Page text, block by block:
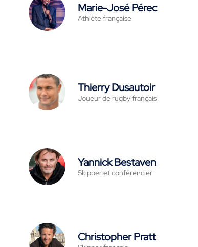
Marie-José Pérec
Athlète française
Thierry Dusautoir
Joueur de rugby français
Yannick Bestaven
Skipper et conférencier
Christopher Pratt